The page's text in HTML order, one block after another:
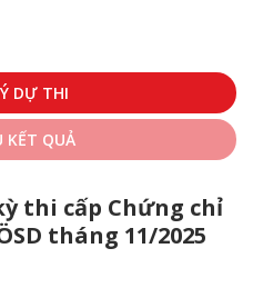
DỰ THI
KẾT QUẢ
thi cấp Chứng chỉ
tháng 11/2025